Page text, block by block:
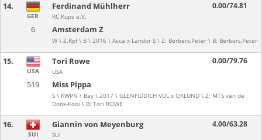
14.
6 Amsterdam Z
W \ Z.Rpf \ B \ 2016 \ Asca x Landor S \ Z: Berbers,Peter \ B: Berbers,Peter
GER
Ferdinand Mühlherr
RC Küps e.V.
0.00/74.81
15.
519 Miss Pippa
S \ KWPN \ Bay \ 2017 \ GLENFIDDICH VDL x OKLUND \ Z: MTS van de
Donk-Kooi \ B: Tori ROWE
USA
Tori Rowe
USA
0.00/79.76
16.
SUI
Giannin von Meyenburg
SUI
4.00/63.28